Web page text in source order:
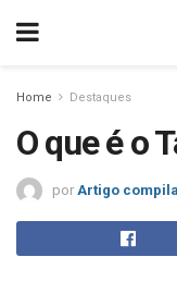
Home Destaques
O que é o
por Artigo